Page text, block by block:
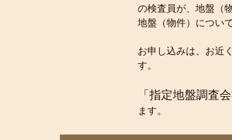
の検査員が、地盤（
地盤（物件）につい
お申し込みは、お近
す。
「指定地盤調査会
ます。